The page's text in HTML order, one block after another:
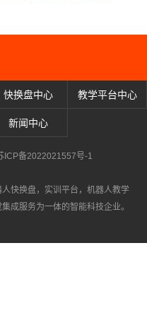
快换盘中心 教学平台中心
新闻中心
ICP备2022021557号-1
人快换盘， 实训平台 ， 机器人教学
成服务为一体的智能科技企业。